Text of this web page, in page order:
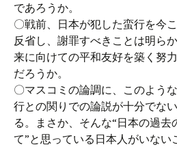
であろうか。
〇戦前、日本が犯した蛮行を今
反省し、謝罪すべきことは明ら
来に向けての平和友好を築く努
だろうか。
〇マスコミの論調に、このよう
行との関りでの論説が十分でな
る。まさか、そんな“日本の過去
て”と思っている日本人がいない